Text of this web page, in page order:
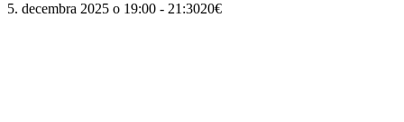
5. decembra 2025 o 19:00 - 21:3020€